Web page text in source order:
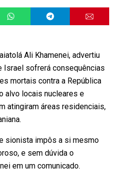
Ali Khamenei, advertiu
Israel sofrerá consequências
mortais contra a República
alvo locais nucleares e
atingiram áreas residenciais,
sionista impôs a si mesmo
e sem dúvida o
em um comunicado.